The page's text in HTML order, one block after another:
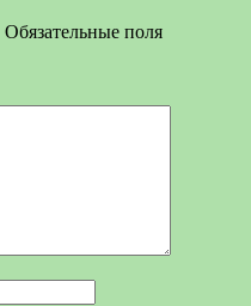
Обязательные поля